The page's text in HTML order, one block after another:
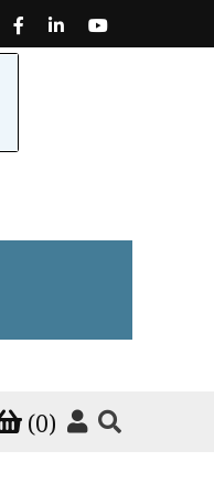
Facebook
LinkedinYoutube
(0)